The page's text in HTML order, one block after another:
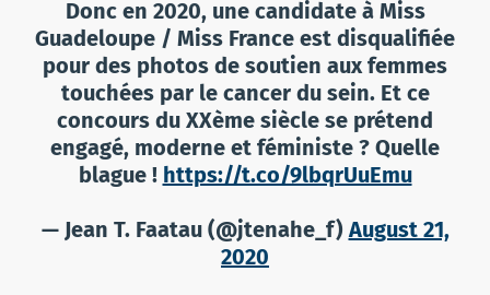
Donc en 2020, une candidate à Miss
Guadeloupe / Miss France est disqualifiée
pour des photos de soutien aux femmes
touchées par le cancer du sein. Et ce
concours du XXème siècle se prétend
engagé, moderne et féministe ? Quelle
blague ! https://t.co/9lbqrUuEmu
— Jean T. Faatau (@jtenahe_f) August 21,
2020